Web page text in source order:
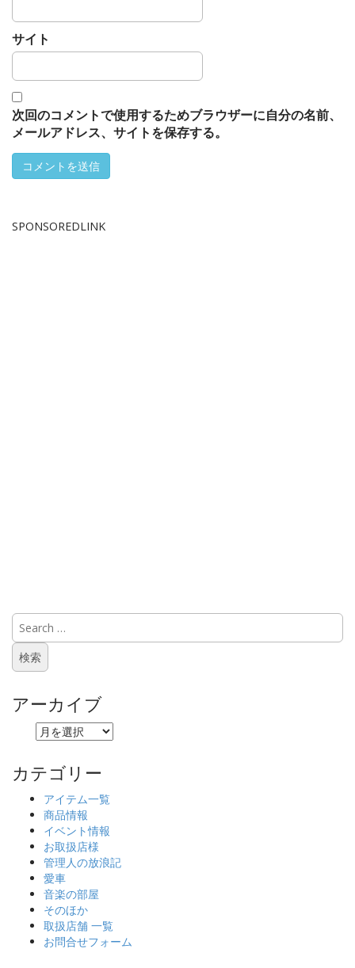
サイト
次回のコメントで使用するためブラウザーに自分の名前、
メールアドレス、サイトを保存する。
SPONSOREDLINK
アーカイブ
イ
カテゴリー
アイテム一覧
商品情報
イベント情報
お取扱店様
管理人の放浪記
愛車
音楽の部屋
そのほか
取扱店舗 一覧
お問合せフォーム